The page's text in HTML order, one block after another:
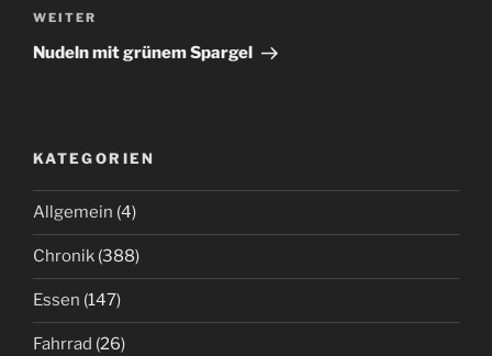
Nächster
Beitrag
WEITER
Nudeln mit grünem Spargel
KATEGORIEN
Allgemein (4)
Chronik (388)
Essen (147)
Fahrrad (26)